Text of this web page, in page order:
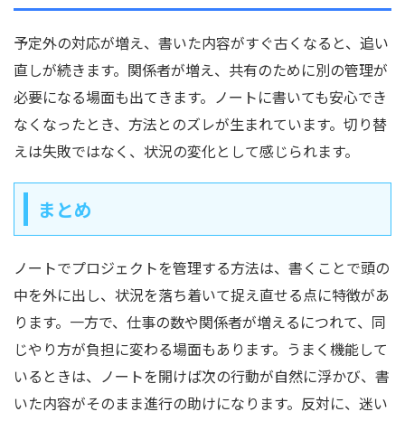
予定外の対応が増え、書いた内容がすぐ古くなると、追い
直しが続きます。関係者が増え、共有のために別の管理が
必要になる場面も出てきます。ノートに書いても安心でき
なくなったとき、方法とのズレが生まれています。切り替
えは失敗ではなく、状況の変化として感じられます。
まとめ
ノートでプロジェクトを管理する方法は、書くことで頭の
中を外に出し、状況を落ち着いて捉え直せる点に特徴があ
ります。一方で、仕事の数や関係者が増えるにつれて、同
じやり方が負担に変わる場面もあります。うまく機能して
いるときは、ノートを開けば次の行動が自然に浮かび、書
いた内容がそのまま進行の助けになります。反対に、迷い